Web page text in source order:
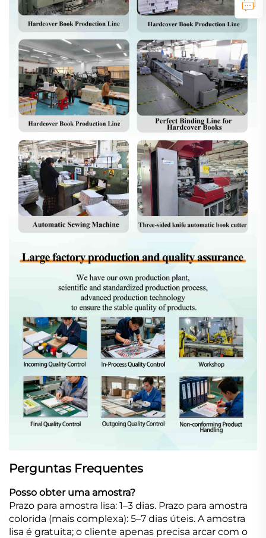
Perguntas Frequentes
Posso obter uma amostra?
Prazo para amostra lisa: 1–3 dias. Prazo para amostra
colorida (mais complexa): 5–7 dias úteis. A amostra
lisa é gratuita; o cliente apenas precisa arcar com o